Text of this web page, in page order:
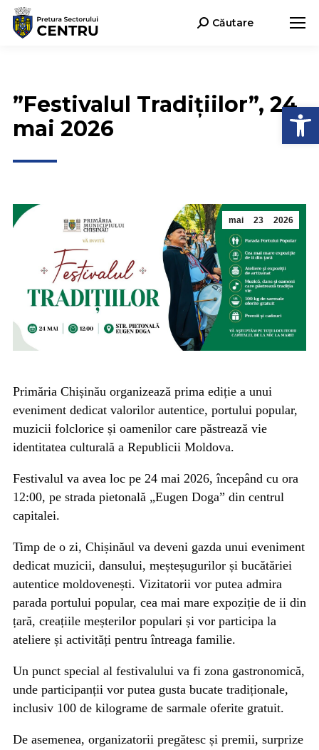
Search:Căutare
”Festivalul Tradițiilor”, 24
mai 2026
mai 23 2026
Primăria Chișinău organizează prima ediție a unui
eveniment dedicat valorilor autentice, portului popular,
muzicii folclorice și oamenilor care păstrează vie
identitatea culturală a Republicii Moldova.
Festivalul va avea loc pe 24 mai 2026, începând cu ora
12:00, pe strada pietonală „Eugen Doga” din centrul
capitalei.
Timp de o zi, Chișinăul va deveni gazda unui eveniment
dedicat muzicii, dansului, meșteșugurilor și bucătăriei
autentice moldovenești. Vizitatorii vor putea admira
parada portului popular, cea mai mare expoziție de ii din
țară, creațiile meșterilor populari și vor participa la
ateliere și activități pentru întreaga familie.
Un punct special al festivalului va fi zona gastronomică,
unde participanții vor putea gusta bucate tradiționale,
inclusiv 100 de kilograme de sarmale oferite gratuit.
De asemenea, organizatorii pregătesc și premii, surprize